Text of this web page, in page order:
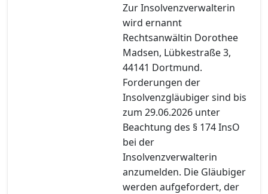
Zur Insolvenzverwalterin
wird ernannt
Rechtsanwältin Dorothee
Madsen, Lübkestraße 3,
44141 Dortmund.
Forderungen der
Insolvenzgläubiger sind bis
zum 29.06.2026 unter
Beachtung des § 174 InsO
bei der
Insolvenzverwalterin
anzumelden. Die Gläubiger
werden aufgefordert, der